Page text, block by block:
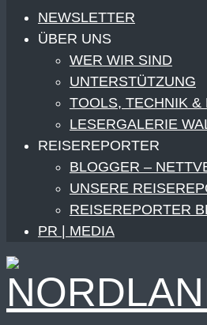
NEWSLETTER
ÜBER UNS
WER WIR SIND
UNTERSTÜTZUNG
TOOLS, TECHNIK &
LESERGALERIE
REISEREPORTER
BLOGGER –
UNSERE
REISEREPORTER
PR | MEDIA